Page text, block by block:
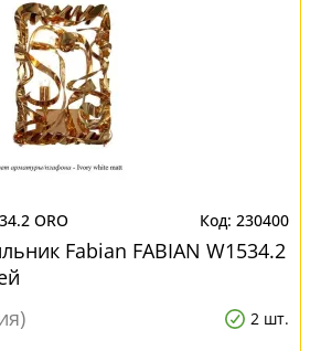
ORO 230400
Fabian FABIAN W1534.2
2 шт.